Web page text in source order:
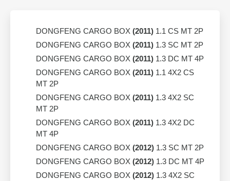
DONGFENG CARGO BOX (2011) 1.1 CS MT 2P
DONGFENG CARGO BOX (2011) 1.3 SC MT 2P
DONGFENG CARGO BOX (2011) 1.3 DC MT 4P
DONGFENG CARGO BOX (2011) 1.1 4X2 CS
MT 2P
DONGFENG CARGO BOX (2011) 1.3 4X2 SC
MT 2P
DONGFENG CARGO BOX (2011) 1.3 4X2 DC
MT 4P
DONGFENG CARGO BOX (2012) 1.3 SC MT 2P
DONGFENG CARGO BOX (2012) 1.3 DC MT 4P
DONGFENG CARGO BOX (2012) 1.3 4X2 SC